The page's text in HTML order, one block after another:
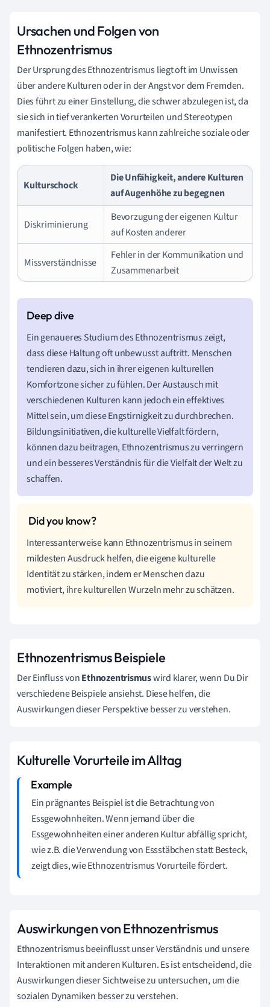
Ursachen und Folgen von
Ethnozentrismus
Der Ursprung des Ethnozentrismus liegt oft im Unwissen
über andere Kulturen oder in der Angst vor dem Fremden.
Dies führt zu einer Einstellung, die schwer abzulegen ist, da
sie sich in tief verankerten Vorurteilen und Stereotypen
manifestiert. Ethnozentrismus kann zahlreiche soziale oder
politische Folgen haben, wie:
Kulturschock
Die Unfähigkeit, andere Kulturen
auf Augenhöhe zu begegnen
Diskriminierung
Bevorzugung der eigenen Kultur
auf Kosten anderer
Missverständnisse
Fehler in der Kommunikation und
Zusammenarbeit
Ein genaueres Studium des Ethnozentrismus zeigt,
dass diese Haltung oft unbewusst auftritt. Menschen
tendieren dazu, sich in ihrer eigenen kulturellen
Komfortzone sicher zu fühlen. Der Austausch mit
verschiedenen Kulturen kann jedoch ein effektives
Mittel sein, um diese Engstirnigkeit zu durchbrechen.
Bildungsinitiativen, die kulturelle Vielfalt fördern,
können dazu beitragen, Ethnozentrismus zu verringern
und ein besseres Verständnis für die Vielfalt der Welt zu
schaffen.
Interessanterweise kann Ethnozentrismus in seinem
mildesten Ausdruck helfen, die eigene kulturelle
Identität zu stärken, indem er Menschen dazu
motiviert, ihre kulturellen Wurzeln mehr zu schätzen.
Ethnozentrismus Beispiele
Der Einfluss vonEthnozentrismuswird klarer, wenn Du Dir
verschiedene Beispiele ansiehst. Diese helfen, die
Auswirkungen dieser Perspektive besser zu verstehen.
Kulturelle Vorurteile im Alltag
Ein prägnantes Beispiel ist die Betrachtung von
Essgewohnheiten. Wenn jemand über die
Essgewohnheiten einer anderen Kultur abfällig spricht,
wie z.B. die Verwendung von Essstäbchen statt Besteck,
zeigt dies, wie Ethnozentrismus Vorurteile fördert.
Auswirkungen von Ethnozentrismus
Ethnozentrismus beeinflusst unser Verständnis und unsere
Interaktionen mit anderen Kulturen. Es ist entscheidend, die
Auswirkungen dieser Sichtweise zu untersuchen, um die
sozialen Dynamiken besser zu verstehen.